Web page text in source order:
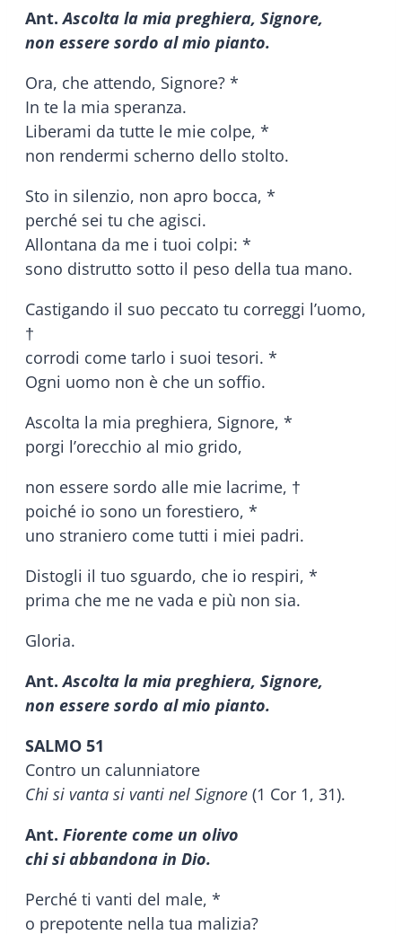
Ant.Ascolta la mia preghiera, Signore,
non essere sordo al mio pianto.
Ora, che attendo, Signore? *
In te la mia speranza.
Liberami da tutte le mie colpe, *
non rendermi scherno dello stolto.
Sto in silenzio, non apro bocca, *
perché sei tu che agisci.
Allontana da me i tuoi colpi: *
sono distrutto sotto il peso della tua mano.
Castigando il suo peccato tu correggi l’uomo,
†
corrodi come tarlo i suoi tesori. *
Ogni uomo non è che un soffio.
Ascolta la mia preghiera, Signore, *
porgi l’orecchio al mio grido,
non essere sordo alle mie lacrime, †
poiché io sono un forestiero, *
uno straniero come tutti i miei padri.
Distogli il tuo sguardo, che io respiri, *
prima che me ne vada e più non sia.
Gloria.
Ant.Ascolta la mia preghiera, Signore,
non essere sordo al mio pianto.
SALMO 51
Contro un calunniatore
Chi si vanta si vanti nel Signore (1 Cor 1, 31).
Ant. Fiorente come un olivo
chi si abbandona in Dio.
Perché ti vanti del male, *
o prepotente nella tua malizia?